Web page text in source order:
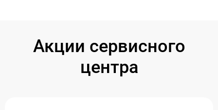
Акции сервисного
центра